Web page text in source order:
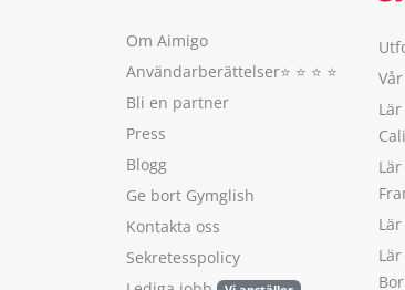
Om Aimigo
Användarberättelser⭐️ ⭐️ ⭐️ ⭐️
Bli en partner
Press
Blogg
Ge bort Gymglish
Kontakta oss
Sekretesspolicy